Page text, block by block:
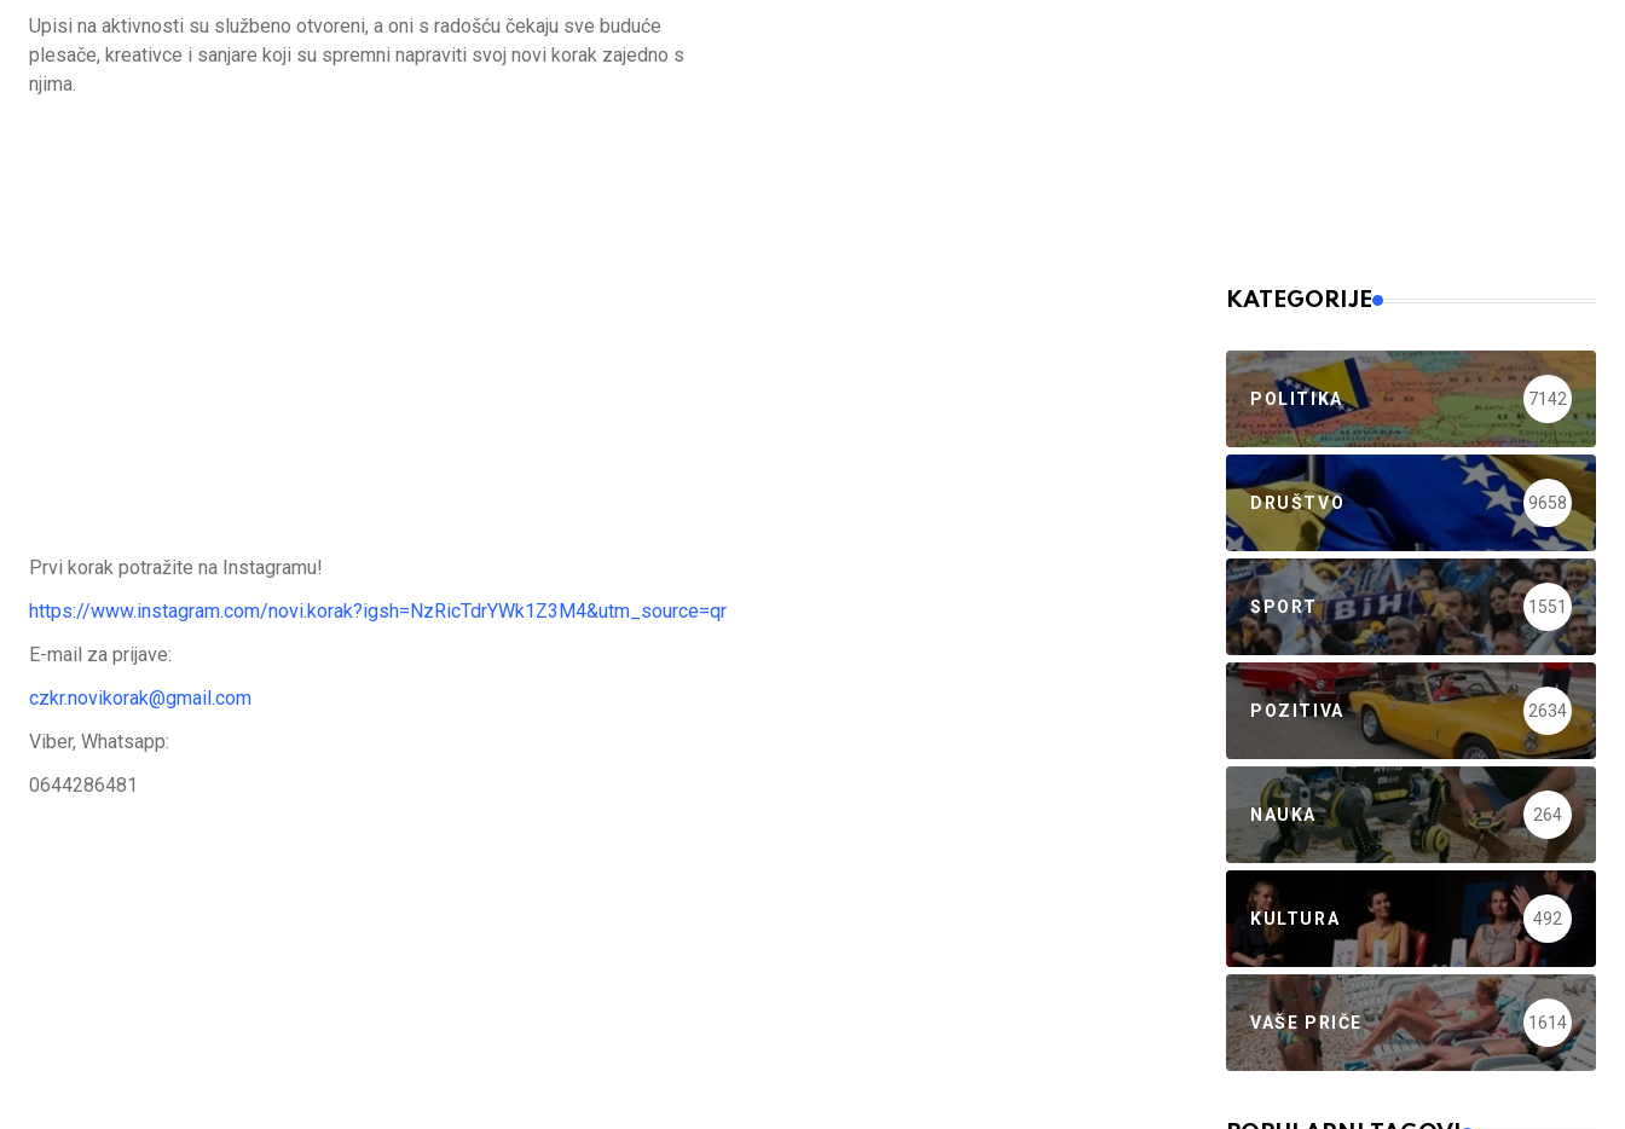
Upisi na aktivnosti su službeno otvoreni, a oni s radošću čekaju sve buduće
plesače, kreativce i sanjare koji su spremni napraviti svoj novi korak zajedno s
njima.
Prvi korak potražite na Instagramu!
https://www.instagram.com/novi.korak?igsh=NzRicTdrYWk1Z3M4&utm_source=qr
E-mail za prijave:
czkr.novikorak@gmail.com
Viber, Whatsapp:
0644286481
KATEGORIJE
POLITIKA 7142
DRUŠTVO 9658
SPORT 1551
POZITIVA 2634
NAUKA 264
KULTURA 492
VAŠE PRIČE 1614